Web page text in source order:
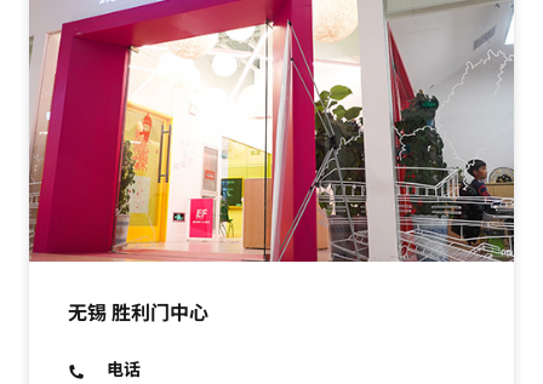
无锡 胜利门中心
电话